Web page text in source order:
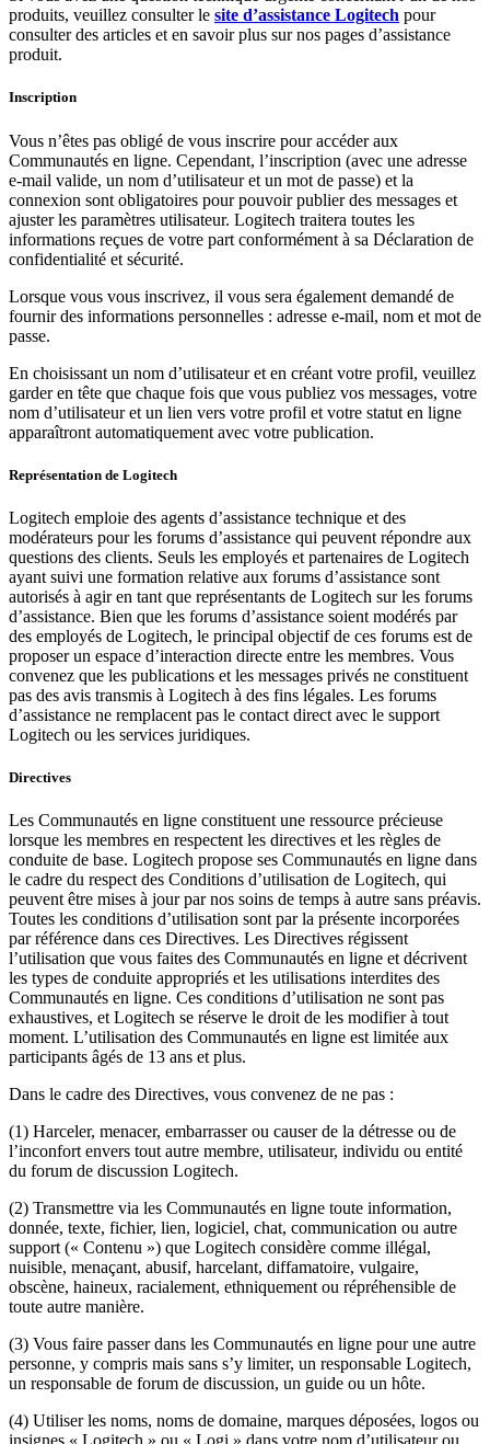
produits, veuillez consulter le site d’assistance Logitech pour
consulter des articles et en savoir plus sur nos pages d’assistance
produit.
Inscription
Vous n’êtes pas obligé de vous inscrire pour accéder aux
Communautés en ligne. Cependant, l’inscription (avec une adresse
e-mail valide, un nom d’utilisateur et un mot de passe) et la
connexion sont obligatoires pour pouvoir publier des messages et
ajuster les paramètres utilisateur. Logitech traitera toutes les
informations reçues de votre part conformément à sa Déclaration de
confidentialité et sécurité.
Lorsque vous vous inscrivez, il vous sera également demandé de
fournir des informations personnelles : adresse e-mail, nom et mot de
passe.
En choisissant un nom d’utilisateur et en créant votre profil, veuillez
garder en tête que chaque fois que vous publiez vos messages, votre
nom d’utilisateur et un lien vers votre profil et votre statut en ligne
apparaîtront automatiquement avec votre publication.
Représentation de Logitech
Logitech emploie des agents d’assistance technique et des
modérateurs pour les forums d’assistance qui peuvent répondre aux
questions des clients. Seuls les employés et partenaires de Logitech
ayant suivi une formation relative aux forums d’assistance sont
autorisés à agir en tant que représentants de Logitech sur les forums
d’assistance. Bien que les forums d’assistance soient modérés par
des employés de Logitech, le principal objectif de ces forums est de
proposer un espace d’interaction directe entre les membres. Vous
convenez que les publications et les messages privés ne constituent
pas des avis transmis à Logitech à des fins légales. Les forums
d’assistance ne remplacent pas le contact direct avec le support
Logitech ou les services juridiques.
Directives
Les Communautés en ligne constituent une ressource précieuse
lorsque les membres en respectent les directives et les règles de
conduite de base. Logitech propose ses Communautés en ligne dans
le cadre du respect des Conditions d’utilisation de Logitech, qui
peuvent être mises à jour par nos soins de temps à autre sans préavis.
Toutes les conditions d’utilisation sont par la présente incorporées
par référence dans ces Directives. Les Directives régissent
l’utilisation que vous faites des Communautés en ligne et décrivent
les types de conduite appropriés et les utilisations interdites des
Communautés en ligne. Ces conditions d’utilisation ne sont pas
exhaustives, et Logitech se réserve le droit de les modifier à tout
moment. L’utilisation des Communautés en ligne est limitée aux
participants âgés de 13 ans et plus.
Dans le cadre des Directives, vous convenez de ne pas :
(1) Harceler, menacer, embarrasser ou causer de la détresse ou de
l’inconfort envers tout autre membre, utilisateur, individu ou entité
du forum de discussion Logitech.
(2) Transmettre via les Communautés en ligne toute information,
donnée, texte, fichier, lien, logiciel, chat, communication ou autre
support (« Contenu ») que Logitech considère comme illégal,
nuisible, menaçant, abusif, harcelant, diffamatoire, vulgaire,
obscène, haineux, racialement, ethniquement ou répréhensible de
toute autre manière.
(3) Vous faire passer dans les Communautés en ligne pour une autre
personne, y compris mais sans s’y limiter, un responsable Logitech,
un responsable de forum de discussion, un guide ou un hôte.
(4) Utiliser les noms, noms de domaine, marques déposées, logos ou